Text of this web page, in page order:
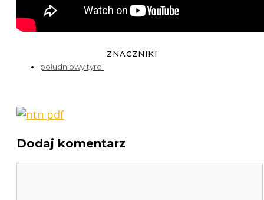
ZNACZNIKI
południowy tyrol
Dodaj komentarz